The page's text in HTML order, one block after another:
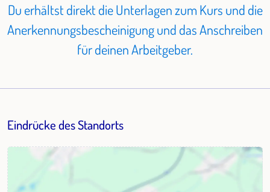
Du erhältst direkt die Unterlagen zum Kurs und die
Anerkennungsbescheinigung und das Anschreiben
für deinen Arbeitgeber.
Eindrücke des Standorts